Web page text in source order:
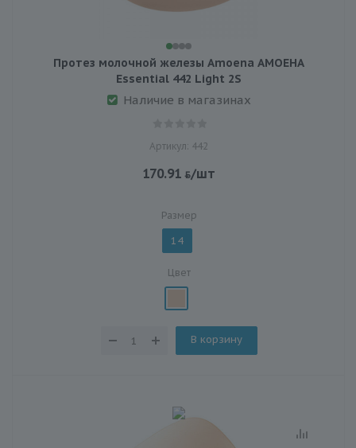
Протез молочной железы Amoena АМОЕНА
Essential 442 Light 2S
Наличие в магазинах
Артикул: 442
170.91 /шт
Размер
14
Цвет
В корзину